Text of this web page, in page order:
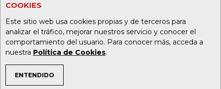
COOKIES
Este sitio web usa cookies propias y de terceros para
analizar el tráfico, mejorar nuestros servicio y conocer el
comportamiento del usuario. Para conocer más, acceda a
nuestra Política de Cookies.
ENTENDIDO
TEMAS DE INTERÉS